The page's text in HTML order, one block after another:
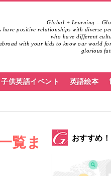
Global + Learning =
have positive relationships with diverse
who have different
with your kids to know our world
glorious
子供英語イベント 英語絵本
覧ま
おすすめ